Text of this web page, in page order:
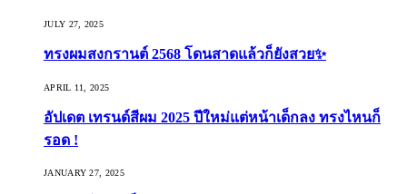
JULY 27, 2025
ทรงผมสงกรานต์ 2568 โดนสาดแล้วก็ยังสวย✨
APRIL 11, 2025
อัปเดต เทรนด์สีผม 2025 ปีใหม่แต่หน้าเด็กลง ทรงไหนก็
รอด !
JANUARY 27, 2025